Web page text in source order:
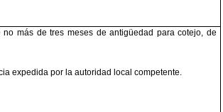
no más de tres meses de antigüedad para cotejo, de
expedida por la autoridad local competente.